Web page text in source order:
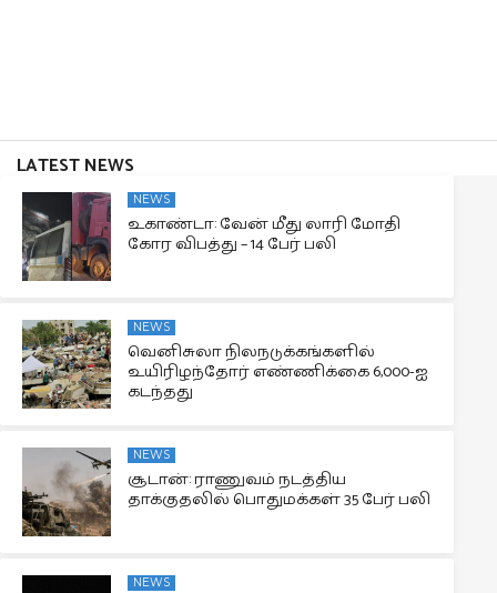
LATEST NEWS
NEWS
உகாண்டா: வேன் மீது லாரி மோதி
கோர விபத்து – 14 பேர் பலி
NEWS
வெனிசுலா நிலநடுக்கங்களில்
உயிரிழந்தோர் எண்ணிக்கை 6,000-ஐ
கடந்தது
NEWS
சூடான்: ராணுவம் நடத்திய
தாக்குதலில் பொதுமக்கள் 35 பேர் பலி
NEWS